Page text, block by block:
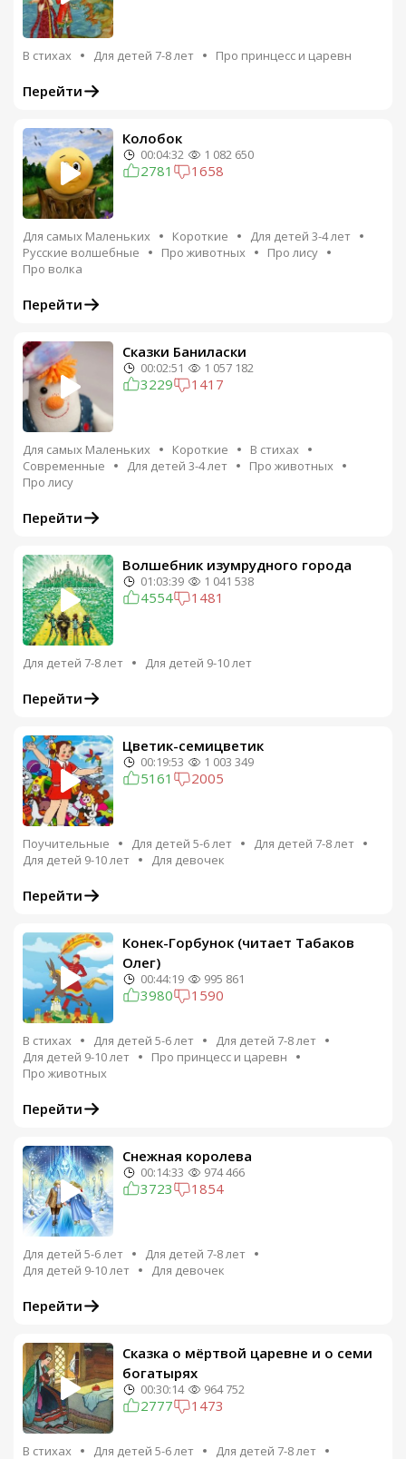
В стихах Для детей 7-8 лет Про принцесс и царевн
Перейти
Колобок
00:04:32 1 082 650
2781 1658
Для самых Маленьких Короткие
Для детей 3-4 лет
Русские волшебные
Про животных
Про лису
Про волка
Перейти
Сказки Баниласки
00:02:51 1 057 182
3229 1417
Для самых Маленьких Короткие
В стихах
Современные
Для детей 3-4 лет
Про животных
Про лису
Перейти
Волшебник изумрудного города
01:03:39 1 041 538
4554 1481
Для детей 7-8 лет Для детей 9-10 лет
Перейти
Цветик-семицветик
00:19:53 1 003 349
5161 2005
Поучительные Для детей 5-6 лет
Для детей 7-8 лет
Для детей 9-10 лет
Для девочек
Перейти
Конек-Горбунок (читает Табаков
Олег)
00:44:19 995 861
3980 1590
В стихах Для детей 5-6 лет
Для детей 7-8 лет
Для детей 9-10 лет
Про принцесс и царевн
Про животных
Перейти
Снежная королева
00:14:33 974 466
3723 1854
Для детей 5-6 лет
Для детей 7-8 лет
Для детей 9-10 лет
Для девочек
Перейти
Сказка о мёртвой царевне и о семи
богатырях
00:30:14 964 752
2777 1473
В стихах Для детей 5-6 лет Для детей 7-8 лет